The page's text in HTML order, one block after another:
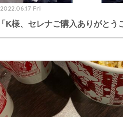
2022.06.17 Fri
「K様、セレナご購入ありがとう